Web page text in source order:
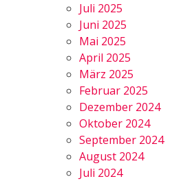
Juli 2025
Juni 2025
Mai 2025
April 2025
März 2025
Februar 2025
Dezember 2024
Oktober 2024
September 2024
August 2024
Juli 2024